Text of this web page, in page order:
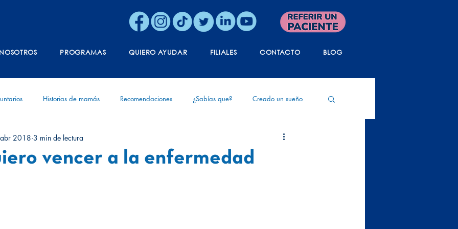
NOSOTROS PROGRAMAS QUIERO AYUDAR FILIALES CONTACTO BLOG
Historias de mamás Recomendaciones ¿Sabías que? Creado un sueño
Vida Aniversario Tanatología
vencer a la enfermedad
2018 3 min de lectura